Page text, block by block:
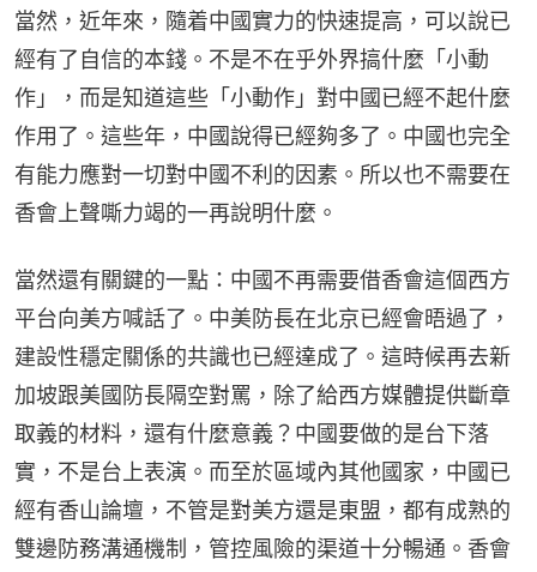
當然，近年來，隨着中國實力的快速提高，可以說已
經有了自信的本錢。不是不在乎外界搞什麼「小動
作」，而是知道這些「小動作」對中國已經不起什麼
作用了。這些年，中國說得已經夠多了。中國也完全
有能力應對一切對中國不利的因素。所以也不需要在
香會上聲嘶力竭的一再說明什麼。
當然還有關鍵的一點：中國不再需要借香會這個西方
平台向美方喊話了。中美防長在北京已經會晤過了，
建設性穩定關係的共識也已經達成了。這時候再去新
加坡跟美國防長隔空對罵，除了給西方媒體提供斷章
取義的材料，還有什麼意義？中國要做的是台下落
實，不是台上表演。而至於區域內其他國家，中國已
經有香山論壇，不管是對美方還是東盟，都有成熟的
雙邊防務溝通機制，管控風險的渠道十分暢通。香會